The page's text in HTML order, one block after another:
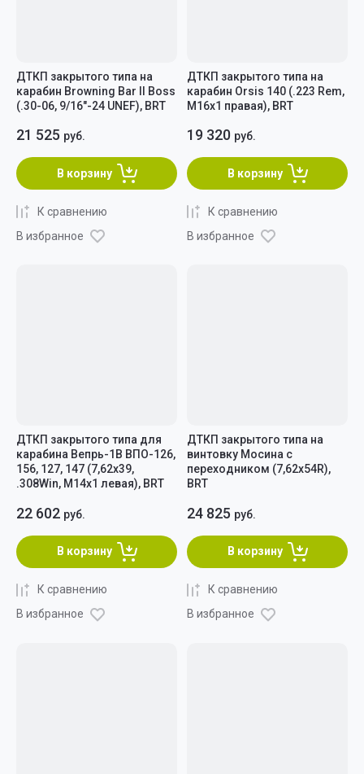
ДТКП закрытого типа на
карабин Browning Bar II Boss
(.30-06, 9/16"-24 UNEF), BRT
21 525 руб.
В корзину
К сравнению
В избранное
ДТКП закрытого типа на
карабин Orsis 140 (.223 Rem,
M16x1 правая), BRT
19 320 руб.
В корзину
К сравнению
В избранное
ДТКП закрытого типа для
карабина Вепрь-1В ВПО-126,
156, 127, 147 (7,62x39,
.308Win, M14x1 левая), BRT
22 602 руб.
В корзину
К сравнению
В избранное
ДТКП закрытого типа на
винтовку Мосина с
переходником (7,62х54R),
BRT
24 825 руб.
В корзину
К сравнению
В избранное